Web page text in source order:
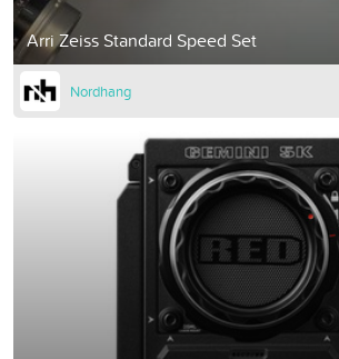
Arri Zeiss Standard Speed Set
Nordhang